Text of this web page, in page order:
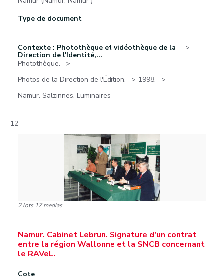
Type de document
-
Contexte : Photothèque et vidéothèque de la
Direction de l'Identité,...
Photothèque.
Photos de la Direction de l'Édition.
1998.
Namur. Salzinnes. Luminaires.
12
2 lots 17 medias
Namur. Cabinet Lebrun. Signature d'un contrat
entre la région Wallonne et la SNCB concernant
le RAVeL.
Cote